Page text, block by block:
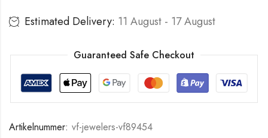
Estimated Delivery: 11 August - 17 August
Guaranteed Safe Checkout
Artikelnummer: vf-jewelers-vf89454